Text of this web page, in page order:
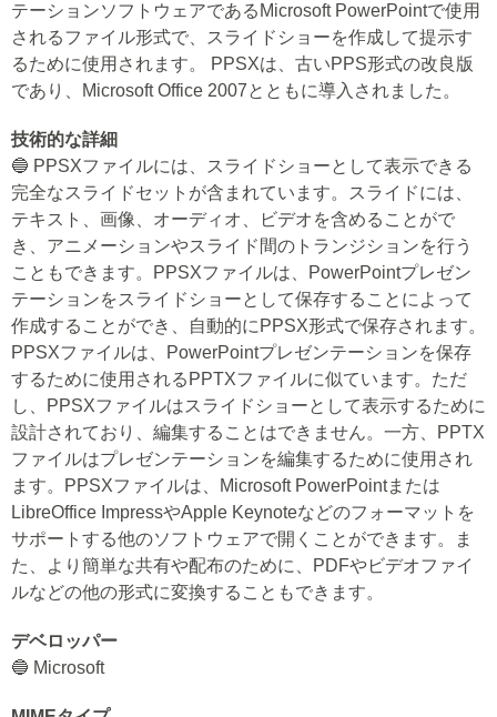
テーションソフトウェアであるMicrosoft PowerPointで使用
されるファイル形式で、スライドショーを作成して提示す
るために使用されます。 PPSXは、古いPPS形式の改良版
であり、Microsoft Office 2007とともに導入されました。
技術的な詳細
🔵 PPSXファイルには、スライドショーとして表示できる
完全なスライドセットが含まれています。スライドには、
テキスト、画像、オーディオ、ビデオを含めることがで
き、アニメーションやスライド間のトランジションを行う
こともできます。PPSXファイルは、PowerPointプレゼン
テーションをスライドショーとして保存することによって
作成することができ、自動的にPPSX形式で保存されます。
PPSXファイルは、PowerPointプレゼンテーションを保存
するために使用されるPPTXファイルに似ています。ただ
し、PPSXファイルはスライドショーとして表示するために
設計されており、編集することはできません。一方、PPTX
ファイルはプレゼンテーションを編集するために使用され
ます。PPSXファイルは、Microsoft PowerPointまたは
LibreOffice ImpressやApple Keynoteなどのフォーマットを
サポートする他のソフトウェアで開くことができます。ま
た、より簡単な共有や配布のために、PDFやビデオファイ
ルなどの他の形式に変換することもできます。
デベロッパー
🔵 Microsoft